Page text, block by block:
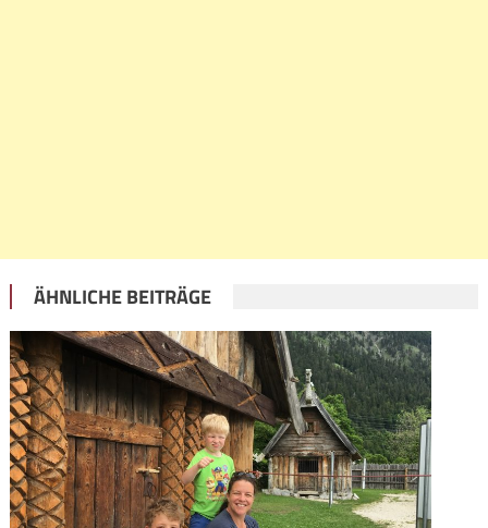
ÄHNLICHE BEITRÄGE